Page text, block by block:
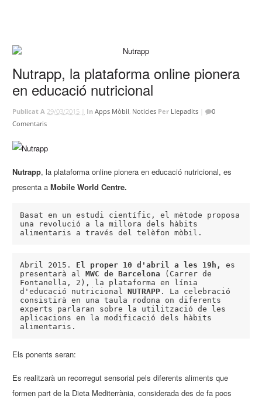
Nutrapp, la plataforma online pionera
en educació nutricional
Publicat A 29/03/2015 | In Apps Mòbil Noticies Per Llepadits
0
Comentaris
Nutrapp, la plataforma online pionera en educació nutricional, es
presenta aMobile World Centre.
Basat en un estudi científic, el mètode proposa
una revolució a la millora dels hàbits
alimentaris a través del telèfon mòbil.
Abril 2015. El proper 10 d'abril a les 19h,
es
presentarà al MWC de Barcelona (Carrer de
Fontanella, 2), la plataforma en línia
d'educació nutricional NUTRAPP . La celebració
consistirà en una taula rodona on diferents
experts parlaran sobre la utilització de les
aplicacions en la modificació dels hàbits
alimentaris.
Els ponents seran:
Es realitzarà un recorregut sensorial pels diferents aliments que
formen part de la Dieta Mediterrània, considerada des de fa pocs